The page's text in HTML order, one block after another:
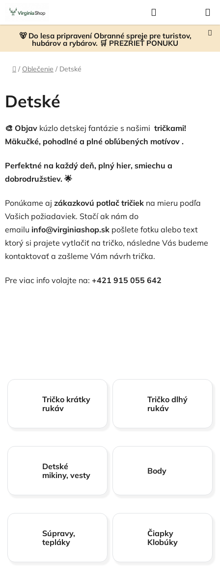
Prejsť
obsah
🐻 Do lesa pripravení Obranné spreje pre turistov,
hubárov a rybárov. 🛒 PREZRIEŤ PONUKU
KOŠÍK
Domov
/ Oblečenie / Detské
Detské
🎨 Objav kúzlo detskej fantázie s našimi tričkami!
Mäkučké, pohodlné a plné obľúbených motívov .
Perfektné na každý deň, plný hier, smiechu a
dobrodružstiev. 🌟
Ponúkame aj zákazkovú potlač tričiek na mieru podľa
Vašich požiadaviek. Stačí ak nám do
emailu info@virginiashop.sk pošlete fotku alebo text
ktorý si prajete vytlačiť na tričko, následne Vás budeme
kontaktovať a zašleme Vám návrh trička.
Pre viac info volajte na: +421 915 055 642
Tričko krátky
rukáv
Tričko dlhý
rukáv
Detské
mikiny, vesty
Body
Súpravy,
tepláky
Čiapky
Klobúky